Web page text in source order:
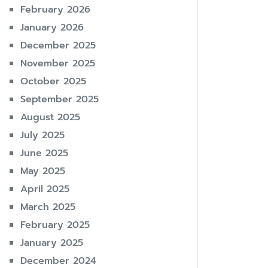
February 2026
January 2026
December 2025
November 2025
October 2025
September 2025
August 2025
July 2025
June 2025
May 2025
April 2025
March 2025
February 2025
January 2025
December 2024